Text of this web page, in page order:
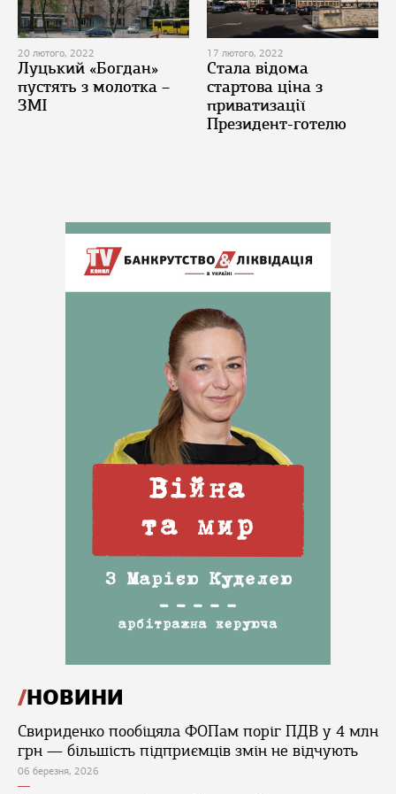
20 лютого, 2022
Луцький «Богдан»
пустять з молотка –
ЗМІ
17 лютого, 2022
Стала відома
стартова ціна з
приватизації
Президент-готелю
НОВИНИ
Свириденко пообіцяла ФОПам поріг ПДВ у 4 млн
грн — більшість підприємців змін не відчують
06 березня, 2026